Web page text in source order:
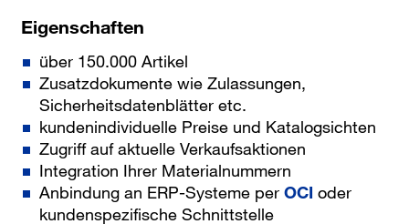
Eigenschaften
über 150.000 Artikel
Zusatzdokumente wie Zulassungen,
Sicherheitsdatenblätter etc.
kundenindividuelle Preise und Katalogsichten
Zugriff auf aktuelle Verkaufsaktionen
Integration Ihrer Materialnummern
Anbindung an ERP-Systeme per OCI oder
kundenspezifische Schnittstelle